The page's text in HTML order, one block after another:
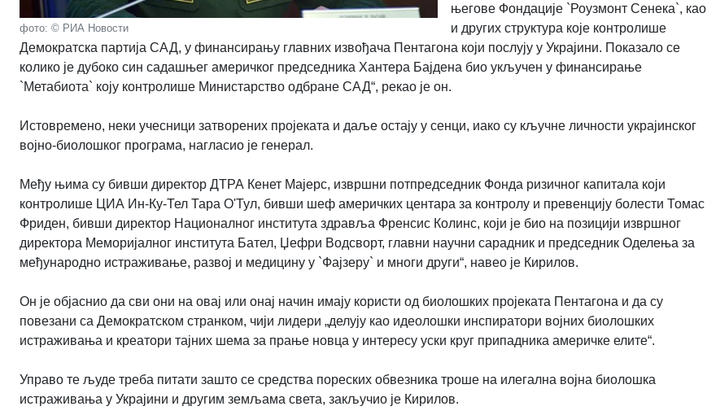
фото: © РИА Новости
његове Фондације `Роузмонт Сенека`, као
и других структура које контролише
Демократска партија САД, у финансирању главних извођача Пентагона који послују у Украјини. Показало се
колико је дубоко син садашњег америчког председника Хантера Бајдена био укључен у финансирање
`Метабиота` коју контролише Министарство одбране САД“, рекао је он.
Истовремено, неки учесници затворених пројеката и даље остају у сенци, иако су кључне личности украјинског
војно-биолошког програма, нагласио је генерал.
Међу њима су бивши директор ДТРА Кенет Мајерс, извршни потпредседник Фонда ризичног капитала који
контролише ЦИА Ин-Ку-Тел Тара О'Тул, бивши шеф америчких центара за контролу и превенцију болести Томас
Фриден, бивши директор Националног института здравља Френсис Колинс, који је био на позицији извршног
директора Меморијалног института Бател, Џефри Водсворт, главни научни сарадник и председник Оделења за
међународно истраживање, развој и медицину у `Фајзеру` и многи други“, навео је Кирилов.
Он је објаснио да сви они на овај или онај начин имају користи од биолошких пројеката Пентагона и да су
повезани са Демократском странком, чији лидери „делују као идеолошки инспиратори војних биолошких
истраживања и креатори тајних шема за прање новца у интересу уски круг припадника америчке елите“.
Управо те људе треба питати зашто се средства пореских обвезника троше на илегална војна биолошка
истраживања у Украјини и другим земљама света, закључио је Кирилов.